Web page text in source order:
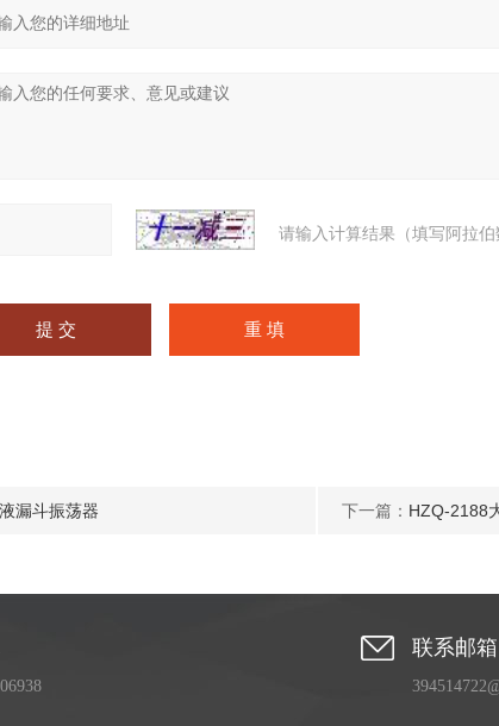
请输入计算结果（填写阿拉
漏斗振荡器 下一篇： HZQ-2188
联系邮箱